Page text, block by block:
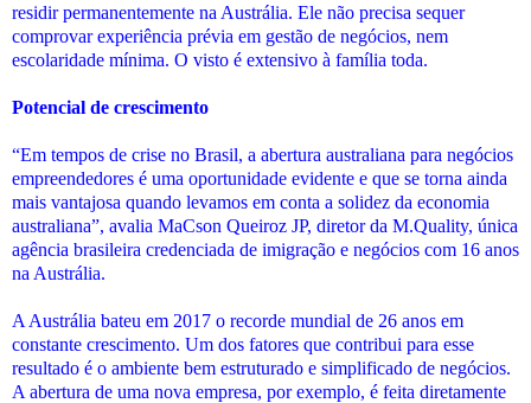
residir permanentemente na Austrália. Ele não precisa sequer
comprovar experiência prévia em gestão de negócios, nem
escolaridade mínima. O visto é extensivo à família toda.
Potencial de crescimento
“Em tempos de crise no Brasil, a abertura australiana para negócios
empreendedores é uma oportunidade evidente e que se torna ainda
mais vantajosa quando levamos em conta a solidez da economia
australiana”, avalia MaCson Queiroz JP, diretor da M.Quality, única
agência brasileira credenciada de imigração e negócios com 16 anos
na Austrália.
A Austrália bateu em 2017 o recorde mundial de 26 anos em
constante crescimento. Um dos fatores que contribui para esse
resultado é o ambiente bem estruturado e simplificado de negócios.
A abertura de uma nova empresa, por exemplo, é feita diretamente